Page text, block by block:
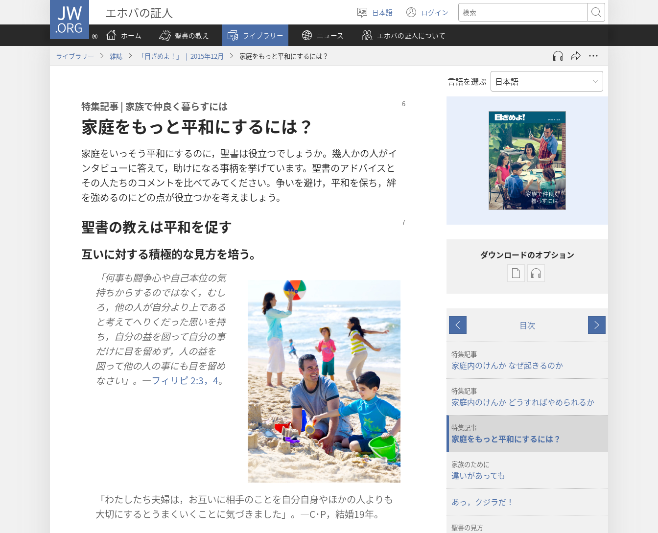
JW.ORG エホバの証人
言
語
を
選
日本語 ログイン
（新
し
い
タ
で
検
索
ホーム
聖書の教え ライブラリー ニュース エホバの証人について
ライブラリー 雑誌 「目ざめよ！」 | 2015年12月 家庭をもっと平和にするには？
言語を選ぶ
特集​記事 | 家族​で​仲良く​暮らす​に​は
家庭をもっと平和にするには？
家庭​を​いっそう​平和​に​する​の​に，聖書​は​役立つ​でしょ​う​か。幾​人​か​の​人​が​イ
ンタビュー​に​答え​て，助け​に​なる​事柄​を​挙げ​て​い​ます。聖書​の​アドバイス​と​
その​人​たち​の​コメント​を​比べ​て​み​て​ください。争い​を​避け，平和​を​保ち，絆​
を​強める​の​に​どの​点​が​役立つ​か​を​考え​ましょ​う。
聖書​の​教え​は​平和​を​促す
互い​に​対する​積極​的​な​見方​を​培う。
「何事​も​闘争​心​や​自己​本位​の​気
持ち​から​する​の​で​は​なく，むし
ろ，他​の​人​が​自分​より​上​で​ある​
と​考え​て​へりくだっ​た​思い​を​持
ち，自分​の​益​を​図っ​て​自分​の​事​
だけ​に​目​を​留め​ず，人​の​益​を​
図っ​て​他​の​人​の​事​に​も​目​を​留め​
なさい」。 ―フィリピ 2:3，4。
「わたしたち​夫婦​は，お互い​に​相手​の​こと​を​自分​自身​や​ほか​の​人​より​も​
大切​に​する​と​うまく​いく​こと​に​気づき​まし​た」。―C​･​P，結婚​19​年。
ダウンロードのオプション
出
ダ
ウ
ロー
ド
プ
ショ
「目
ざ
家
オー
ウ
ロー
ド
プ
ショ
「目
ざ
家
戻
る
目次
次
へ
特集記事
家庭内のけんか なぜ起きるのか
特集記事
家庭内のけんか どうすればやめられるか
特集記事
家庭をもっと平和にするには？
家族のために
違いがあっても
あっ，クジラだ！
聖書の見方